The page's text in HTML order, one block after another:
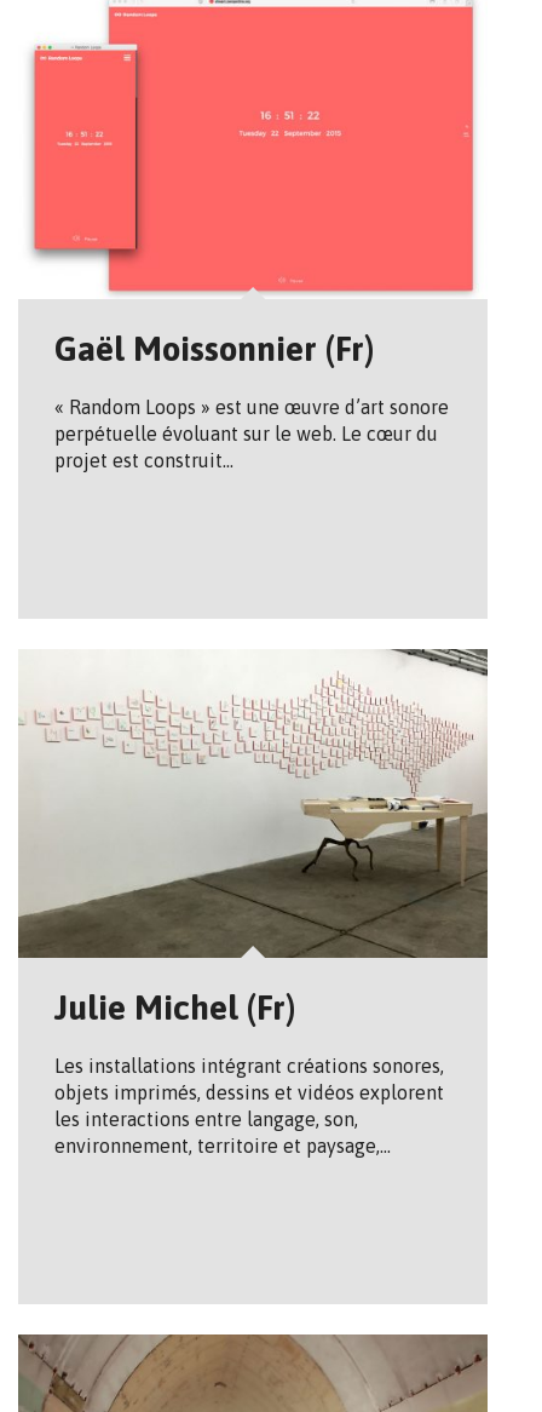
Gaël Moissonnier (Fr)
« Random Loops » est une œuvre d’art sonore
perpétuelle évoluant sur le web. Le cœur du
projet est construit…
Julie Michel (Fr)
Les installations intégrant créations sonores,
objets imprimés, dessins et vidéos explorent
les interactions entre langage, son,
environnement, territoire et paysage,…